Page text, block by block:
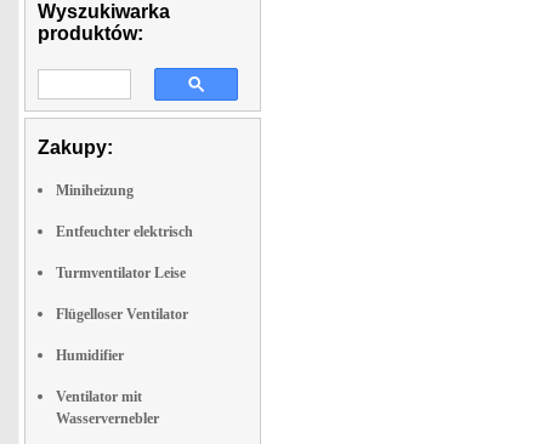
Wyszukiwarka
produktów:
Zakupy:
Miniheizung
Entfeuchter elektrisch
Turmventilator Leise
Flügelloser Ventilator
Humidifier
Ventilator mit
Wasservernebler